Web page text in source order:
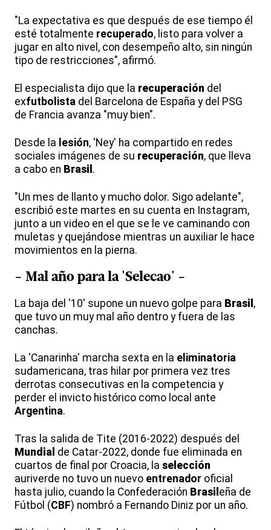
"La expectativa es que después de ese tiempo él
esté totalmente recuperado, listo para volver a
jugar en alto nivel, con desempeño alto, sin ningún
tipo de restricciones", afirmó.
El especialista dijo que la recuperación del
exfutbolista del Barcelona de España y del PSG
de Francia avanza "muy bien".
Desde la lesión, 'Ney' ha compartido en redes
sociales imágenes de su recuperación, que lleva
a cabo en Brasil .
"Un mes de llanto y mucho dolor. Sigo adelante",
escribió este martes en su cuenta en Instagram,
junto a un video en el que se le ve caminando con
muletas y quejándose mientras un auxiliar le hace
movimientos en la pierna.
- Mal año para la 'Selecao' -
La baja del '10' supone un nuevo golpe para Brasil ,
que tuvo un muy mal año dentro y fuera de las
canchas.
La 'Canarinha' marcha sexta en la eliminatoria
sudamericana, tras hilar por primera vez tres
derrotas consecutivas en la competencia y
perder el invicto histórico como local ante
Argentina.
Tras la salida de Tite (2016-2022) después del
Mundial de Catar-2022, donde fue eliminada en
cuartos de final por Croacia, la selección
auriverde no tuvo un nuevo entrenador oficial
hasta julio, cuando la Confederación Brasil eña de
Fútbol (CBF) nombró a Fernando Diniz por un año.